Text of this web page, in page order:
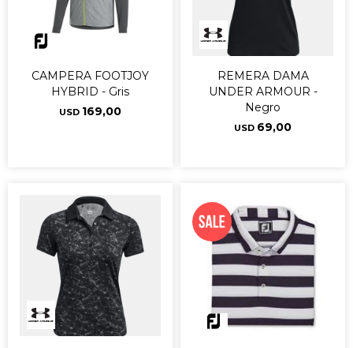
CAMPERA FOOTJOY
HYBRID - Gris
USD 169,00
REMERA DAMA
UNDER ARMOUR -
Negro
USD 69,00